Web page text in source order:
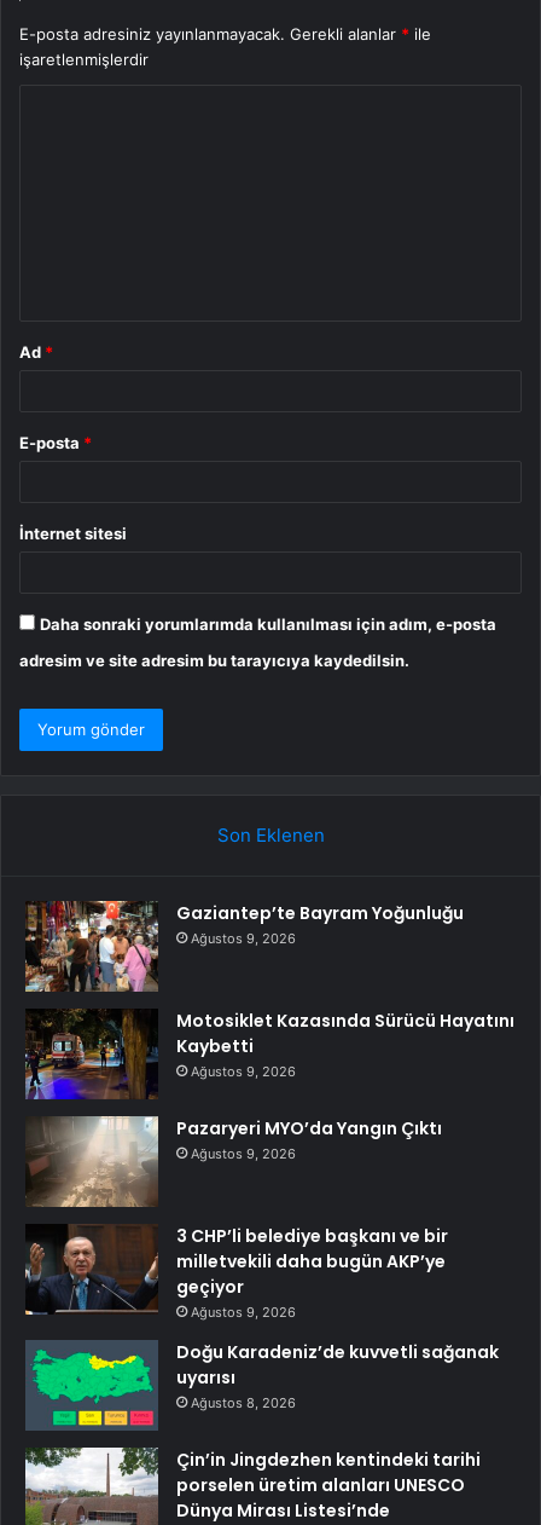
E-posta adresiniz yayınlanmayacak. Gerekli alanlar * ile
işaretlenmişlerdir
Ad *
E-posta *
İnternet sitesi
Daha sonraki yorumlarımda kullanılması için adım, e-posta
adresim ve site adresim bu tarayıcıya kaydedilsin.
Son Eklenen
Gaziantep’te Bayram Yoğunluğu
Ağustos 9, 2026
Motosiklet Kazasında Sürücü Hayatını
Kaybetti
Ağustos 9, 2026
Pazaryeri MYO’da Yangın Çıktı
Ağustos 9, 2026
3 CHP’li belediye başkanı ve bir
milletvekili daha bugün AKP’ye
geçiyor
Ağustos 9, 2026
Doğu Karadeniz’de kuvvetli sağanak
uyarısı
Ağustos 8, 2026
Çin’in Jingdezhen kentindeki tarihi
porselen üretim alanları UNESCO
Dünya Mirası Listesi’nde